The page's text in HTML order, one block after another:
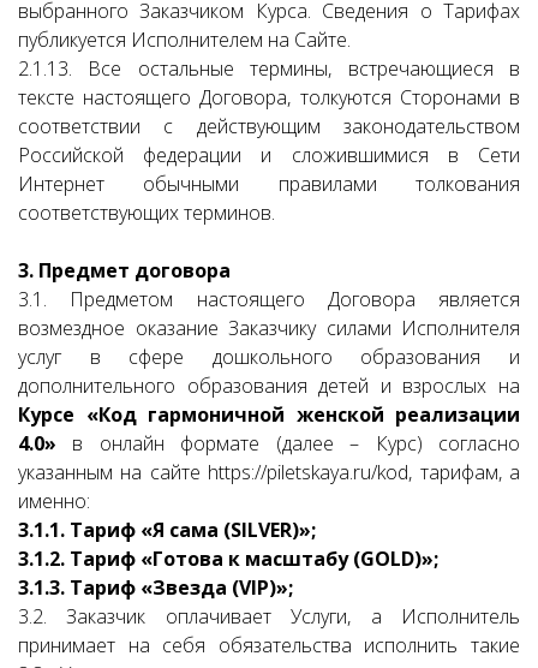
выбранного Заказчиком Курса. Сведения о Тарифах
публикуется Исполнителем на Сайте.
2.1.13. Все остальные термины, встречающиеся в
тексте настоящего Договора, толкуются Сторонами в
соответствии с действующим законодательством
Российской федерации и сложившимися в Сети
Интернет обычными правилами толкования
соответствующих терминов.
3. Предмет договора
3.1. Предметом настоящего Договора является
возмездное оказание Заказчику силами Исполнителя
услуг в сфере дошкольного образования и
дополнительного образования детей и взрослых на
Курсе «Код гармоничной женской реализации
4.0» в онлайн формате (далее – Курс) согласно
указанным на сайте https://piletskaya.ru/kod, тарифам, а
именно:
3.1.1. Тариф «Я сама (SILVER)»;
3.1.2. Тариф «Готова к масштабу (GOLD)»;
3.1.3. Тариф «Звезда (VIP)»;
3.2. Заказчик оплачивает Услуги, а Исполнитель
принимает на себя обязательства исполнить такие